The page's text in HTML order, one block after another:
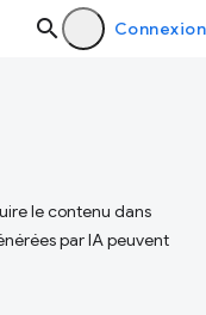
Connexion
le contenu dans
par IA peuvent